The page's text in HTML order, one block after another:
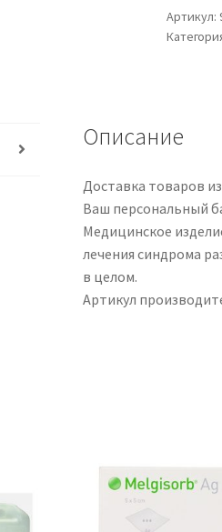
Ibs
60Opr
Артикул:
Описание
Доставка товаров
Ваш персональный
Медицинское
лечения синдрома
в целом.
Артикул